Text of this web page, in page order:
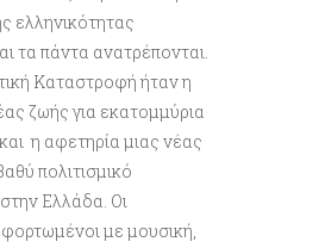
ελληνικότητας
τα πάντα ανατρέπονται.
Καταστροφή ήταν η
ζωής για εκατομμύρια
η αφετηρία μιας νέας
πολιτισμικό
Ελλάδα. Οι
με μουσική,